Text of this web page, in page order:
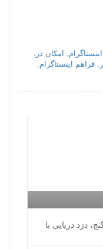
, امکان در ,
, فراهم اینستاگرام,
دزد دریایی با